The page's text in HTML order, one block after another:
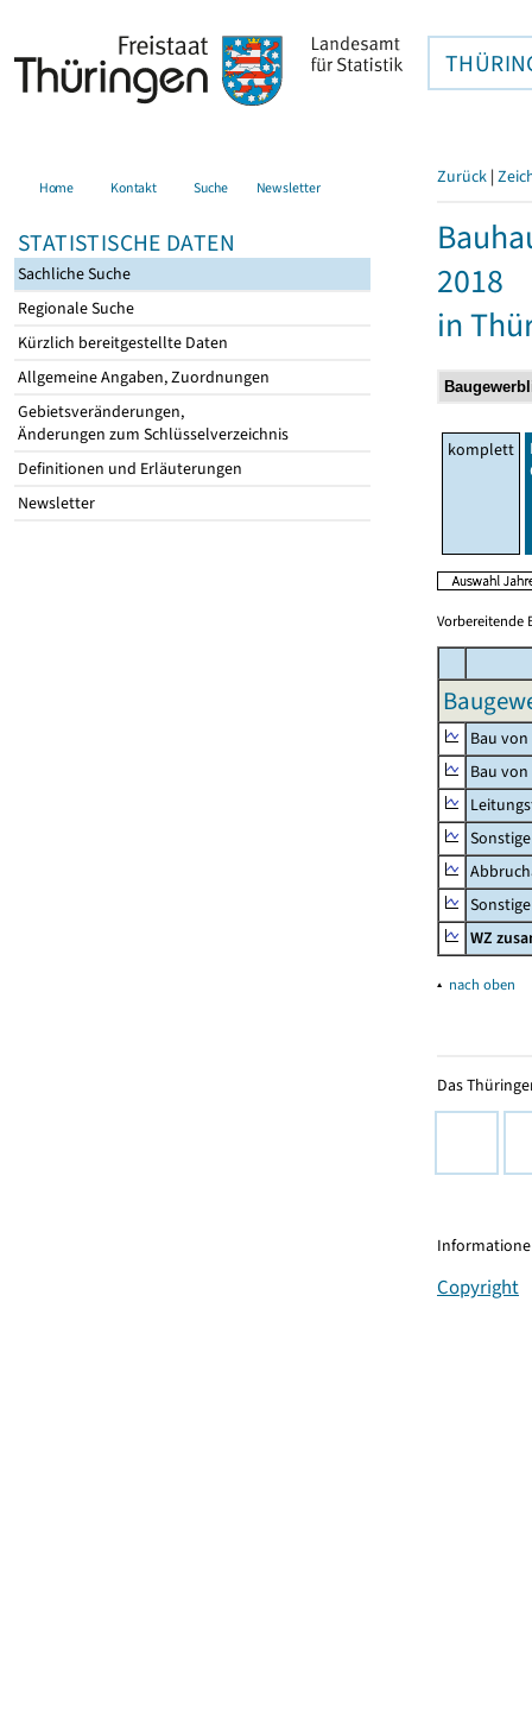
Home Kontakt Suche Newsletter
STATISTISCHE DATEN
Sachliche Suche
Regionale Suche
Kürzlich bereitgestellte Daten
Allgemeine Angaben, Zuordnungen
Gebietsveränderungen,
Änderungen zum Schlüsselverzeichnis
Definitionen und Erläuterungen
Newsletter
Zurück |
2018
in
komplett
Vorbereitende
Bau
Bau
WZ
▴ nach oben
Das
Copyright